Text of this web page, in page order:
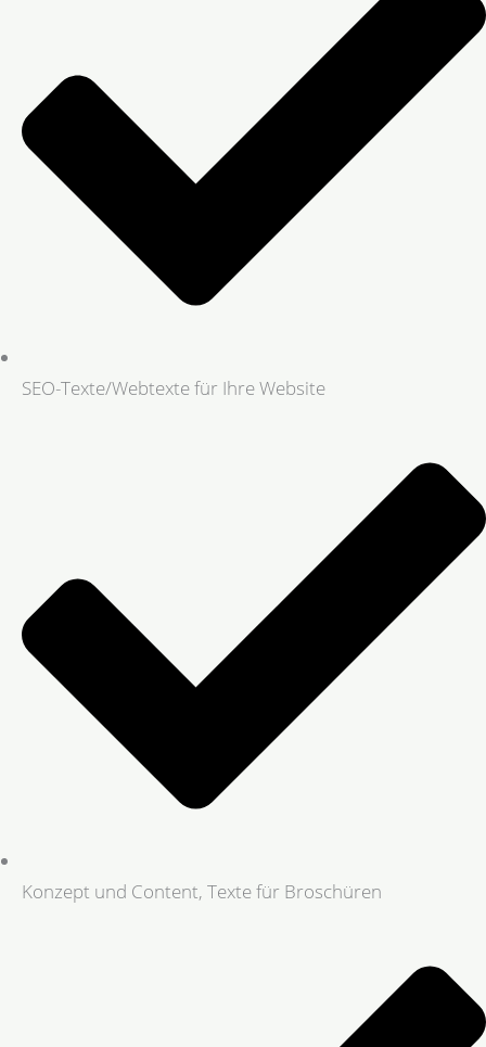
SEO-Texte/Webtexte für Ihre Website
Konzept und Content, Texte für Broschüren